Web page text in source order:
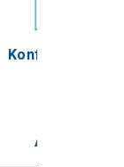
Agion Oros
Konferenzen